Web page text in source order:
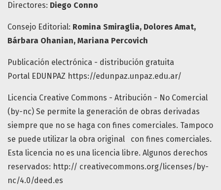
Directores: Diego Conno
Consejo Editorial: Romina Smiraglia, Dolores Amat,
Bárbara Ohanian, Mariana Percovich
Publicación electrónica - distribución gratuita
Portal EDUNPAZ https://edunpaz.unpaz.edu.ar/
Licencia Creative Commons - Atribución - No Comercial
(by-nc) Se permite la generación de obras derivadas
siempre que no se haga con fines comerciales. Tampoco
se puede utilizar la obra original con fines comerciales.
Esta licencia no es una licencia libre. Algunos derechos
reservados: http:// creativecommons.org/licenses/by-
nc/4.0/deed.es